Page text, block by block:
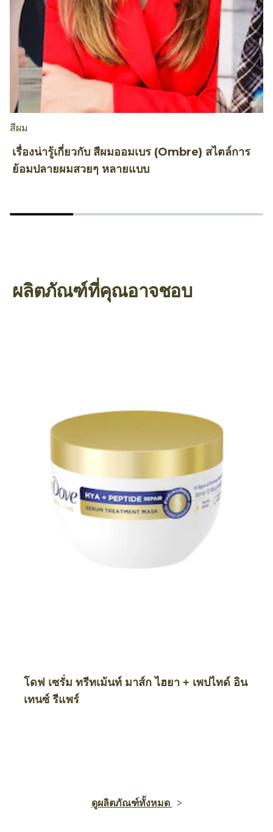
สีผม
เรื่องน่ารู้เกี่ยวกับ สีผมออมเบร (Ombre) สไตล์การ
ย้อมปลายผมสวยๆ หลายแบบ
ผลิตภัณฑ์ที่คุณอาจชอบ
โดฟ เซรั่ม ทรีทเม้นท์ มาส์ก ไฮยา + เพปไทด์ อิน
เทนซ์ รีแพร์
ดูผลิตภัณฑ์ทั้งหมด